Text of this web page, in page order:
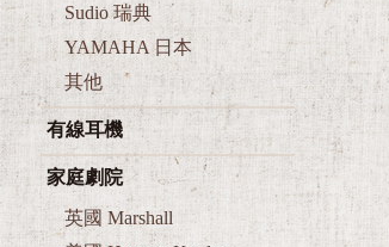
YAMAHA 日本
其他
有線耳機
家庭劇院
英國 Marshall
美國 Harman Kardon